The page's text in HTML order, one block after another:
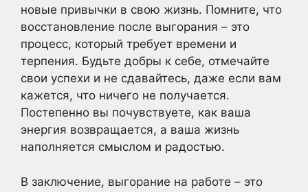
новые привычки в свою жизнь. Помните, что
восстановление после выгорания – это
процесс, который требует времени и
терпения. Будьте добры к себе, отмечайте
свои успехи и не сдавайтесь, даже если вам
кажется, что ничего не получается.
Постепенно вы почувствуете, как ваша
энергия возвращается, а ваша жизнь
наполняется смыслом и радостью.
В заключение, выгорание на работе – это